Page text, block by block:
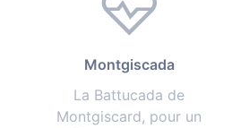
Montgiscada
La Battucada de
Montgiscard, pour un